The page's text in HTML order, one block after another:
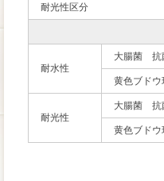
耐光性区分
耐水性
大腸菌 抗
黄色ブド
耐光性
大腸菌 抗
黄色ブド